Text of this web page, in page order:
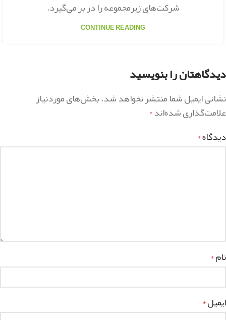
شرکت‌های زیرمجموعه را در بر می‌گیرد.
CONTINUE READING
دیدگاهتان را بنویسید
نشانی ایمیل شما منتشر نخواهد شد.بخش‌های موردنیاز
علامت‌گذاری شده‌اند*
دیدگاه*
نام*
ایمیل*